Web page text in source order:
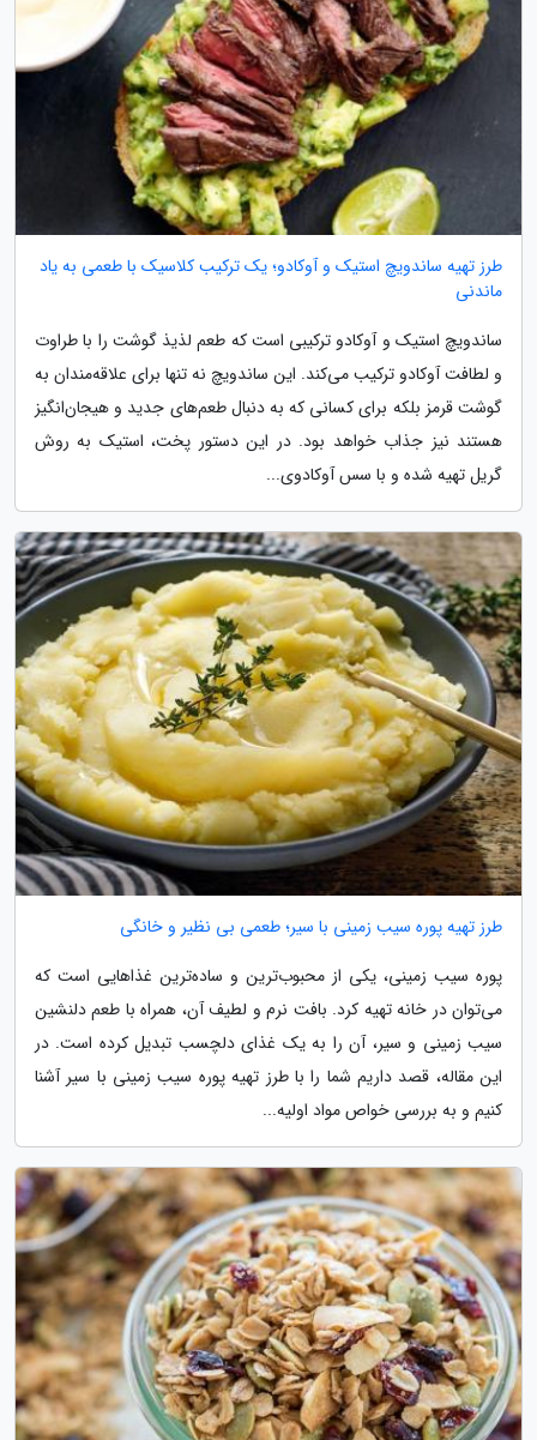
طرز تهیه ساندویچ استیک و آوکادو؛ یک ترکیب کلاسیک با طعمی به یاد
ماندنی
ساندویچ استیک و آوکادو ترکیبی است که طعم لذیذ گوشت را با طراوت
و لطافت آوکادو ترکیب می‌کند. این ساندویچ نه تنها برای علاقه‌مندان به
گوشت قرمز بلکه برای کسانی که به دنبال طعم‌های جدید و هیجان‌انگیز
هستند نیز جذاب خواهد بود. در این دستور پخت، استیک به روش
گریل تهیه شده و با سس آوکادوی...
طرز تهیه پوره سیب زمینی با سیر؛ طعمی بی نظیر و خانگی
پوره سیب زمینی، یکی از محبوب‌ترین و ساده‌ترین غذاهایی است که
می‌توان در خانه تهیه کرد. بافت نرم و لطیف آن، همراه با طعم دلنشین
سیب زمینی و سیر، آن را به یک غذای دلچسب تبدیل کرده است. در
این مقاله، قصد داریم شما را با طرز تهیه پوره سیب زمینی با سیر آشنا
کنیم و به بررسی خواص مواد اولیه...